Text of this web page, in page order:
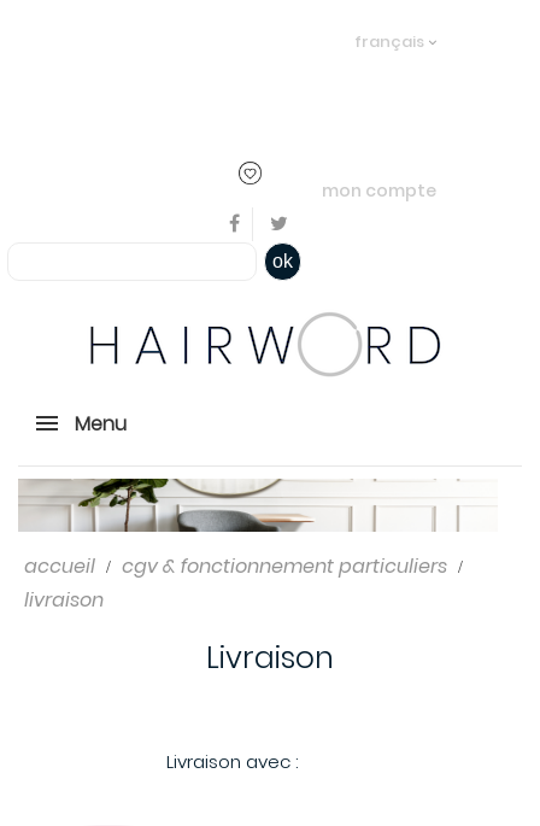
français
mon compte
ok
Menu
accueil
cgv & fonctionnement particuliers
livraison
Livraison
Livraison avec :